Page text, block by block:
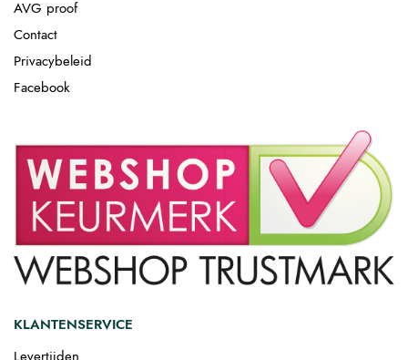
AVG proof
Contact
Privacybeleid
Facebook
KLANTENSERVICE